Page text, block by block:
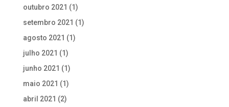
outubro 2021 (1)
setembro 2021 (1)
agosto 2021 (1)
julho 2021 (1)
junho 2021 (1)
maio 2021 (1)
abril 2021 (2)